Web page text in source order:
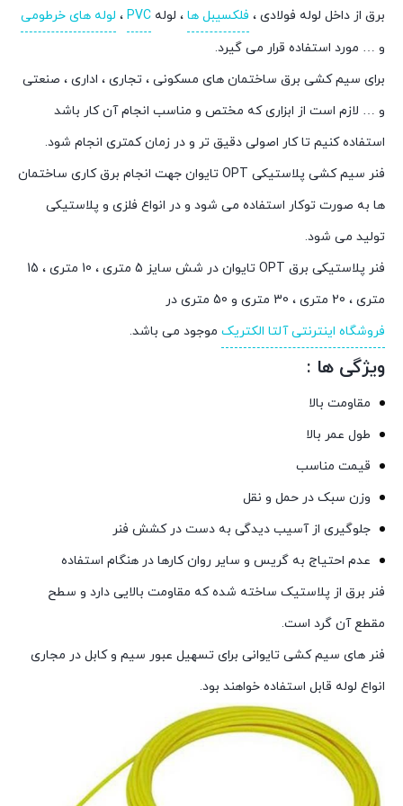
برق از داخل لوله فولادی ، فلکسیبل ها ، لوله PVC ، لوله های خرطومی
و … مورد استفاده قرار می گیرد.
برای سیم کشی برق ساختمان های مسکونی ، تجاری ، اداری ، صنعتی
و … لازم است از ابزاری که مختص و مناسب انجام آن کار باشد
استفاده کنیم تا کار اصولی دقیق تر و در زمان کمتری انجام شود.
فنر سیم کشی پلاستیکی OPT تایوان جهت انجام برق کاری ساختمان
ها به صورت توکار استفاده می شود و در انواع فلزی و پلاستیکی
تولید می شود.
فنر پلاستیکی برق OPT تایوان در شش سایز 5 متری ، 10 متری ، 15
متری ، 20 متری ، 30 متری و 50 متری در
فروشگاه اینترنتی آلتا الکتریک موجود می باشد.
ویژگی ها :
مقاومت بالا
طول عمر بالا
قیمت مناسب
وزن سبک در حمل و نقل
جلوگیری از آسیب دیدگی به دست در کشش فنر
عدم احتیاج به گریس و سایر روان کارها در هنگام استفاده
فنر برق از پلاستیک ساخته شده که مقاومت بالایی دارد و سطح
مقطع آن گرد است.
فنر های سیم کشی تایوانی برای تسهیل عبور سیم و کابل در مجاری
انواع لوله قابل استفاده خواهند بود.